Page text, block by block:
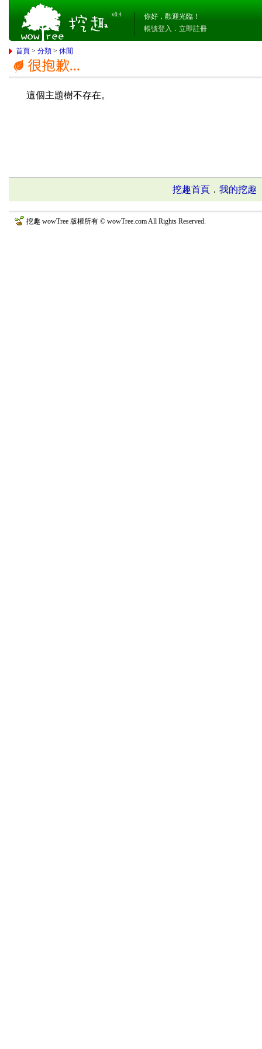
v0.4
你好，歡迎光臨！
帳號登入 ． 立即註冊
首頁 >分類 >休閒
這個主題樹不存在。
挖趣首頁 ．我的挖趣
挖趣 wowTree 版權所有 © wowTree.com All Rights Reserved.